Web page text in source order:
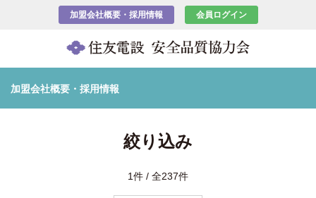
加盟会社概要・採用情報 会員ログイン
加盟会社概要・採用情報
絞り込み
1件 / 全237件